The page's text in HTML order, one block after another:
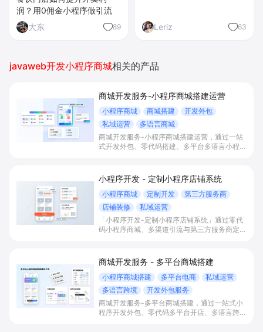
润？用0佣金小程序做引流
大东
89 Leriz 63
javaweb开发小程序商城相关的产品
商城开发服务-小程序商城搭建运营
小程序商城 商城搭建
开发外包
私域运营
多语言商城
商城开发服务-小程序商城搭建运营，通过一站
式开发外包、零代码搭建、多平台多语言小程序
实现低成本获客、提升复购与业绩增长。
小程序开发 - 定制小程序店铺系统
小程序商城 定制开发
第三方服务商
店铺装修
私域运营
「小程序开发-定制小程序店铺系统」通过零代
码小程序商城、多渠道引流与第三方服务商定制
私域运营场景，提升获客与复购，实现线上生意
增长。
商城开发服务 - 多平台商城搭建
小程序商城搭建 多平台电商
私域运营
多语言跨境
开发外包服务
商城开发服务-多平台商城搭建，通过一站式小
程序开发外包、零代码多平台开店、多语言跨境